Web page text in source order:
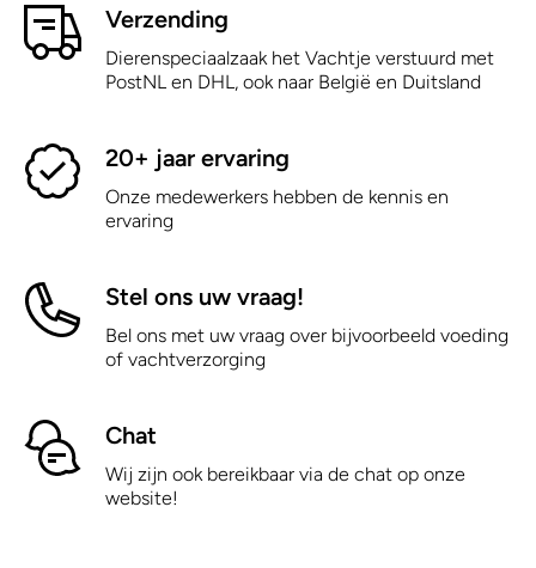
Verzending
Dierenspeciaalzaak het Vachtje verstuurd met
PostNL en DHL, ook naar België en Duitsland
20+ jaar ervaring
Onze medewerkers hebben de kennis en
ervaring
Stel ons uw vraag!
Bel ons met uw vraag over bijvoorbeeld voeding
of vachtverzorging
Chat
Wij zijn ook bereikbaar via de chat op onze
website!